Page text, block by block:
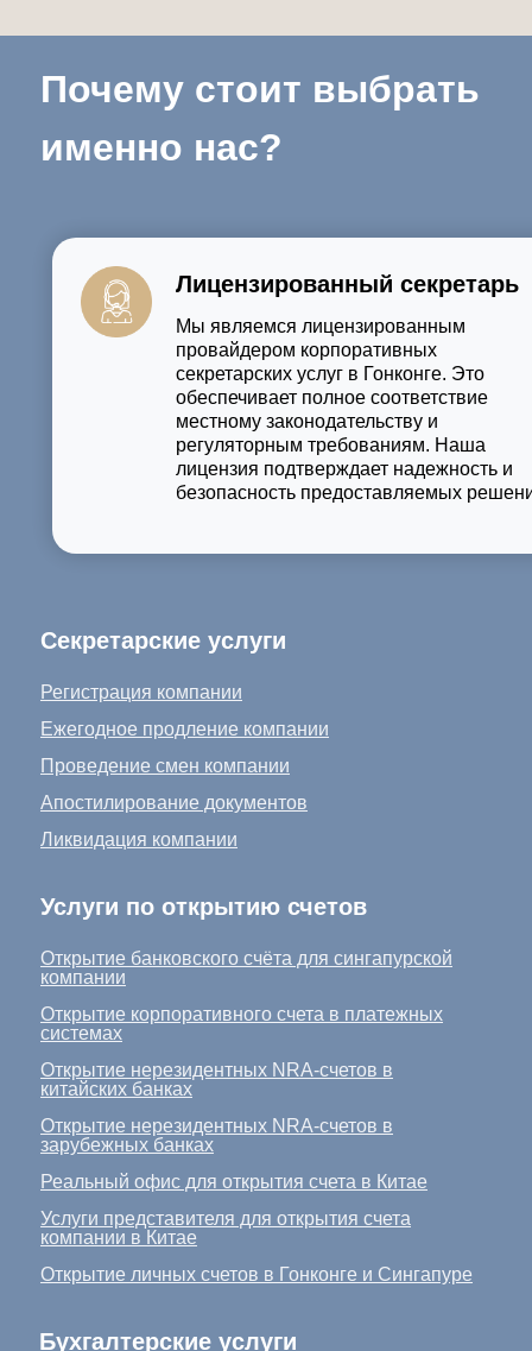
Почему стоит выбрать
именно нас?
Лицензированный секретарь
Мы являемся лицензированным
провайдером корпоративных
секретарских услуг в Гонконге. Это
обеспечивает полное соответствие
местному законодательству и
регуляторным требованиям. Наша
лицензия подтверждает надежность и
безопасность предоставляемых
Услуги по открытию счетов
Секретарские услуги
Регистрация компании
Ежегодное продление компании
Проведение смен компании
Апостилирование документов
Ликвидация компании
Открытие банковского счёта для сингапурской
компании
Открытие корпоративного счета в платежных
системах
Открытие нерезидентных NRA-счетов в
китайских банках
Открытие нерезидентных NRA-счетов в
зарубежных банках
Реальный офис для открытия счета в Китае
Открытие личных счетов в Гонконге и Сингапуре
Услуги представителя для открытия счета
компании в Китае
Бухгалтерские услуги